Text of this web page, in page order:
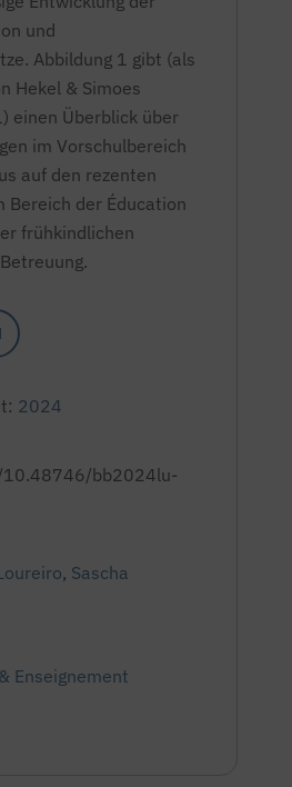
und
Abbildung 1 gibt (als
Hekel & Simoes
einen Überblick über
im Vorschulbereich
auf den rezenten
Bereich der Éducation
frühkindlichen
2024
bb2024lu-
, Sascha
Enseignement